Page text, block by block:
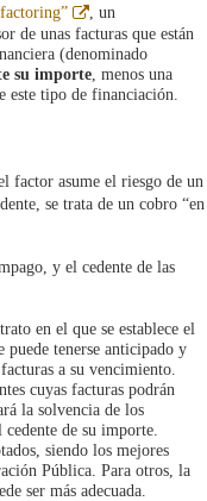
Abre
en
ventana
nueva
, un
de unas facturas que están
(denominado
su importe , menos una
este tipo de financiación.
factor asume el riesgo de un
se trata de un cobro “en
y el cedente de las
en el que se establece el
puede tenerse anticipado y
a su vencimiento.
cuyas facturas podrán
la solvencia de los
de su importe.
siendo los mejores
Pública. Para otros, la
ser más adecuada.